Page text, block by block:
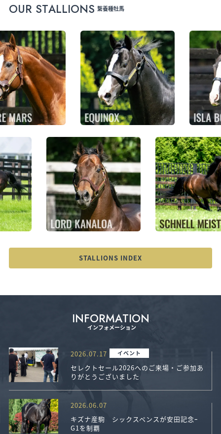
OUR STALLIONS 繋養種牡馬
STALLIONS INDEX
INFORMATION
インフォメーション
2026.07.17 イベント
セレクトセール2026へのご来場・ご参加あ
りがとうございました
2026.06.07
キズナ産駒 シックスペンスが安田記念ｰ
G1を制覇